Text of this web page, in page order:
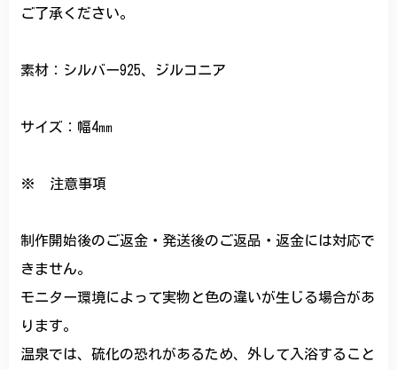
ご了承ください。
素材：シルバー925、ジルコニア
サイズ：幅4㎜
※ 注意事項
制作開始後のご返金・発送後のご返品・返金には対応で
きません。
モニター環境によって実物と色の違いが生じる場合があ
ります。
温泉では、硫化の恐れがあるため、外して入浴すること